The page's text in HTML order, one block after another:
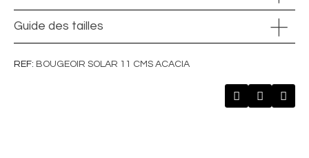
Guide des tailles
REF BOUGEOIR SOLAR 11 CMS ACACIA